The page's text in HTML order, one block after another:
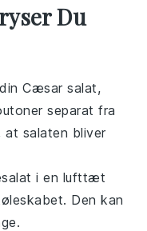
Du
dinCæsar salat,
separat fra
at salaten bliver
i en lufttæt
Den kan